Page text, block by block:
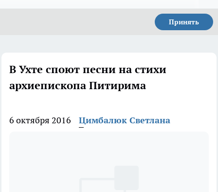
Принять
В Ухте споют песни на стихи
архиепископа Питирима
6 октября 2016 Цимбалюк Светлана